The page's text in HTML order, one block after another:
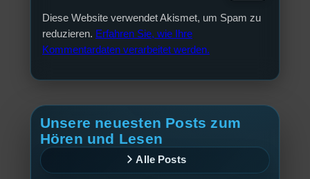
Diese Website verwendet Akismet, um Spam zu
reduzieren. Erfahren Sie, wie Ihre
Kommentardaten verarbeitet werden.
Unsere neuesten Posts zum
Hören und Lesen
Alle Posts